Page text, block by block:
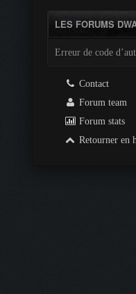
LES FORUMS
Erreur de code
Contact
Forum team
Forum stats
Retourner en